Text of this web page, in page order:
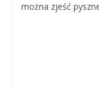
można zjeść